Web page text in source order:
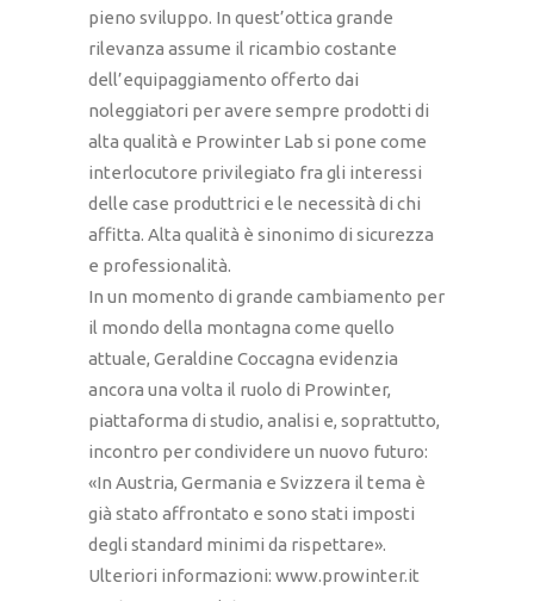
pieno sviluppo. In quest’ottica grande
rilevanza assume il ricambio costante
dell’equipaggiamento offerto dai
noleggiatori per avere sempre prodotti di
alta qualità e Prowinter Lab si pone come
interlocutore privilegiato fra gli interessi
delle case produttrici e le necessità di chi
affitta. Alta qualità è sinonimo di sicurezza
e professionalità.
In un momento di grande cambiamento per
il mondo della montagna come quello
attuale, Geraldine Coccagna evidenzia
ancora una volta il ruolo di Prowinter,
piattaforma di studio, analisi e, soprattutto,
incontro per condividere un nuovo futuro:
«In Austria, Germania e Svizzera il tema è
già stato affrontato e sono stati imposti
degli standard minimi da rispettare».
Ulteriori informazioni: www.prowinter.it